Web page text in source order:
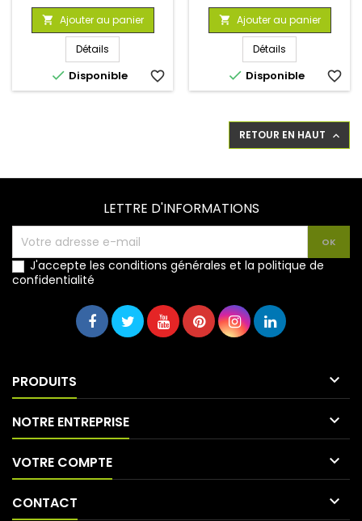
de
base
 Ajouter au panier
Détails
 Disponible favorite_border
de
base
 Ajouter au panier
Détails
 Disponible favorite_border
RETOUR EN HAUT 
LETTRE D'INFORMATIONS
J'accepte les conditions générales et la politique de
confidentialité
PRODUITS 
NOTRE ENTREPRISE 
VOTRE COMPTE 
CONTACT 